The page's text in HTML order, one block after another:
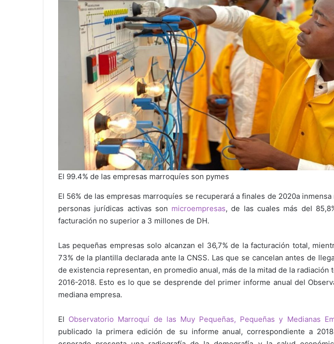
El 99.4% de las empresas marroquíes son pymes
El 56% de las empresas marroquíes se recuperará a finales de 2020a inmensa
personas jurídicas activas son microempresas, de las cuales más del
facturación no superior a 3 millones de DH.
Las pequeñas empresas solo alcanzan el 36,7% de la facturación total,
73% de la plantilla declarada ante la CNSS. Las que se cancelan antes de
de existencia representan, en promedio anual, más de la mitad de la radiación
2016-2018. Esto es lo que se desprende del primer informe anual del
mediana empresa.
El Observatorio Marroquí de las Muy Pequeñas, Pequeñas y Medianas
publicado la primera edición de su informe anual, correspondiente a